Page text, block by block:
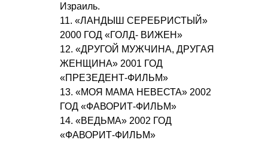
Израиль.
11. «ЛАНДЫШ СЕРЕБРИСТЫЙ»
2000 ГОД «ГОЛД- ВИЖЕН»
12. «ДРУГОЙ МУЖЧИНА, ДРУГАЯ
ЖЕНЩИНА» 2001 ГОД
«ПРЕЗЕДЕНТ-ФИЛЬМ»
13. «МОЯ МАМА НЕВЕСТА» 2002
ГОД «ФАВОРИТ-ФИЛЬМ»
14. «ВЕДЬМА» 2002 ГОД
«ФАВОРИТ-ФИЛЬМ»